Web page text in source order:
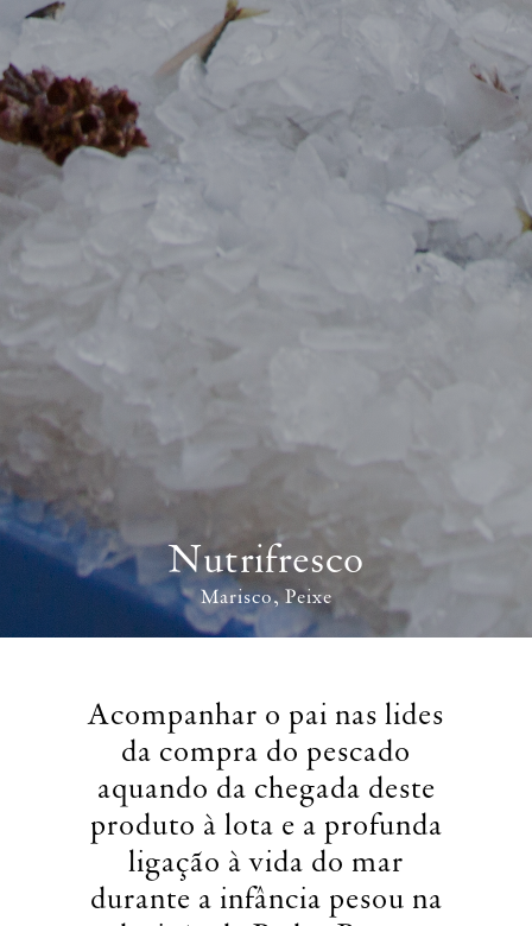
Nutrifresco
Marisco Peixe
Acompanhar o pai nas lides
da compra do pescado
aquando da chegada deste
produto à lota e a profunda
ligação à vida do mar
durante a infância pesou na